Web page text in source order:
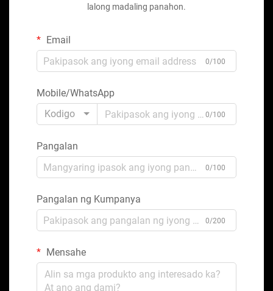
lalong madaling panahon.
Email
0/100
Mobile/WhatsApp
Kodigo
0/100
Pangalan
0/100
Pangalan ng Kumpanya
0/200
Mensahe